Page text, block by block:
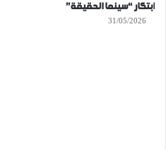
ابتكار “سينما الحقيقة”
31/05/2026